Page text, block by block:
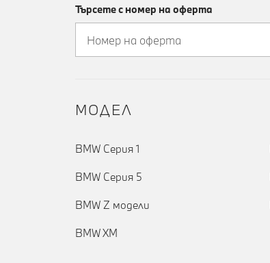
Търсете с номер на оферта
MOДЕЛ
BMW Серия 1
BMW Серия 5
BMW Z модели
BMW XM